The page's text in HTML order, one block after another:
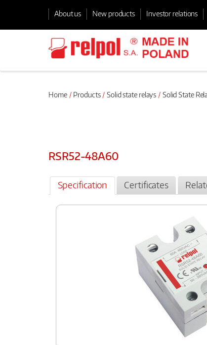
About us New products Investor relations
Home Products Solid state relays Solid State
RSR52-48A60
Specification Certificates